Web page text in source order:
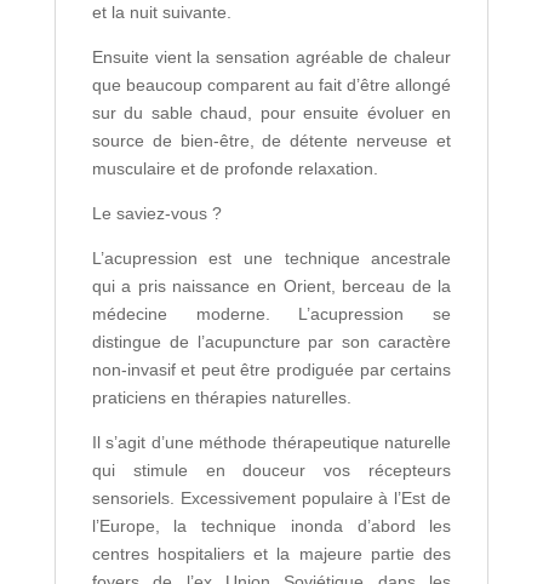
et la nuit suivante.
Ensuite vient la sensation agréable de chaleur
que beaucoup comparent au fait d’être allongé
sur du sable chaud, pour ensuite évoluer en
source de bien-être, de détente nerveuse et
musculaire et de profonde relaxation.
Le saviez-vous ?
L’acupression est une technique ancestrale
qui a pris naissance en Orient, berceau de la
médecine moderne. L’acupression se
distingue de l’acupuncture par son caractère
non-invasif et peut être prodiguée par certains
praticiens en thérapies naturelles.
Il s’agit d’une méthode thérapeutique naturelle
qui stimule en douceur vos récepteurs
sensoriels. Excessivement populaire à l’Est de
l’Europe, la technique inonda d’abord les
centres hospitaliers et la majeure partie des